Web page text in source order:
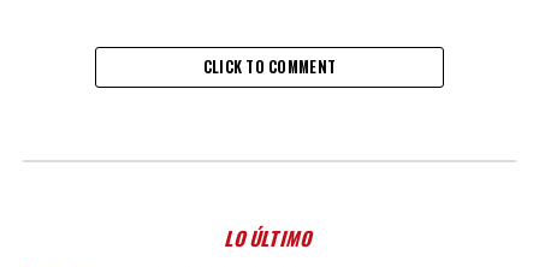
CLICK TO COMMENT
LO ÚLTIMO